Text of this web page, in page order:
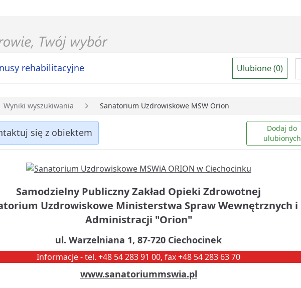
rehabilitacyjne Ulubione (0)
Wyniki wyszukiwania Sanatorium Uzdrowiskowe MSW Orion
się z obiektem
Dodaj do
ulubionych
Samodzielny Publiczny Zakład Opieki Zdrowotnej
Uzdrowiskowe Ministerstwa Spraw Wewnętrznych i
Administracji "Orion"
ul. Warzelniana 1, 87-720 Ciechocinek
Informacje - tel. +48 54 283 91 00, fax +48 54 283 63 70
www.sanatoriummswia.pl